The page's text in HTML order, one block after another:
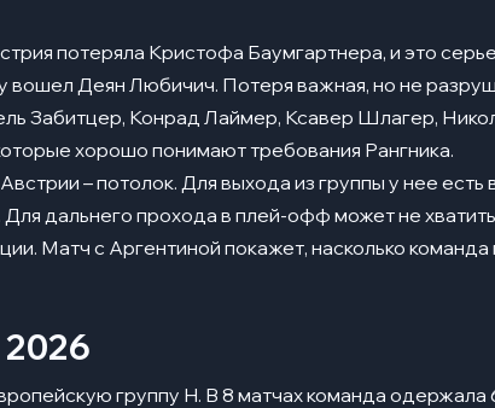
на ЧМ
турнир
потеряла Кристофа Баумгартнера, и это
вошел Деян Любичич. Потеря важная, но не
Забитцер, Конрад Лаймер, Ксавер Шлагер,
хорошо понимают требования Рангника.
– потолок. Для выхода из группы у нее есть
дальнего прохода в плей-офф может не
Матч с Аргентиной покажет, насколько
группу H. В 8 матчах команда одержала